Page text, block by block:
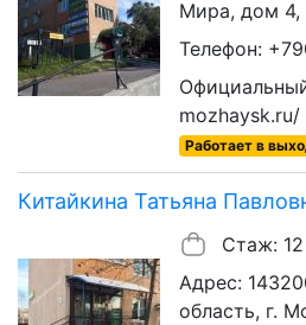
Мира, дом 4,
Телефон:
mozhaysk.ru/
Работает в
Китайкина Татьяна
Стаж: 12
Адрес:
область, г.